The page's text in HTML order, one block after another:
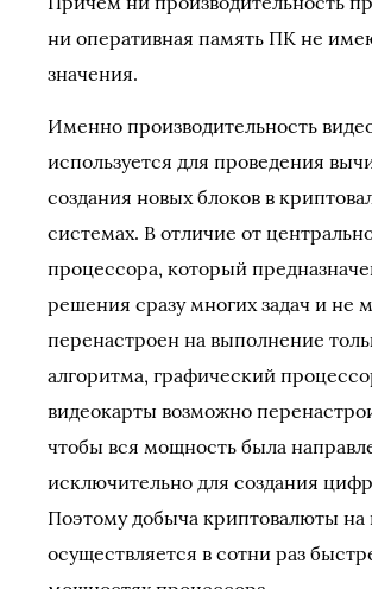
ни оперативная память ПК не
значения.
Именно производительность
используется для проведения
создания новых блоков в
системах. В отличие от
процессора, который
решения сразу многих задач и не
перенастроен на выполнение
алгоритма, графический
видеокарты возможно
чтобы вся мощность была
исключительно для создания
Поэтому добыча криптовалюты на
осуществляется в сотни раз